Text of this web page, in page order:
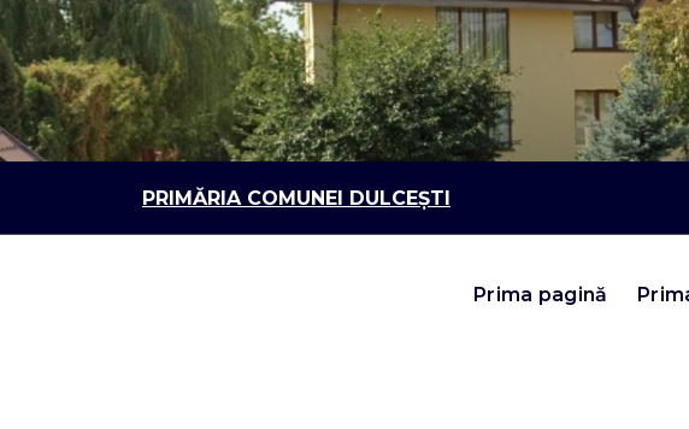
Sari
la
conținut
PRIMĂRIA COMUNEI DULCEȘTI
Prima pagină